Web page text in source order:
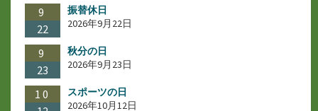
9
22
振替休日
2026年9月22日
9
23
秋分の日
2026年9月23日
10
スポーツの日
2026年10月12日